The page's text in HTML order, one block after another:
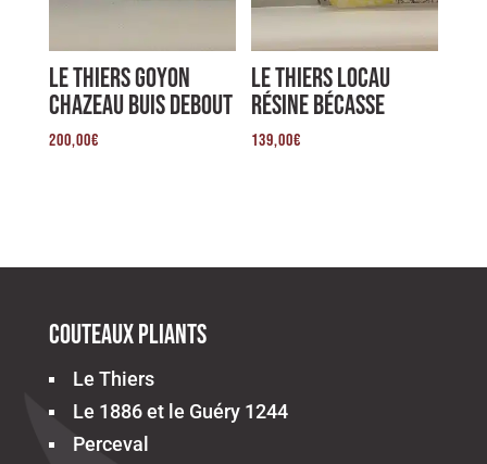
Le Thiers Goyon
Chazeau Buis Debout
200,00€
Le Thiers Locau
Résine Bécasse
139,00€
Couteaux pliants
Le Thiers
Le 1886 et le Guéry 1244
Perceval